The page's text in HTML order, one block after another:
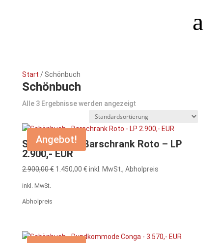
Start / Schönbuch
Schönbuch
Alle 3 Ergebnisse werden angezeigt
Angebot!
Schönbuch – Barschrank Roto – LP
2.900,- EUR
2.900,00€ Ursprünglicher
1.450,00 €Aktueller
inkl. MwSt., Abholpreis
inkl. MwSt.
Abholpreis